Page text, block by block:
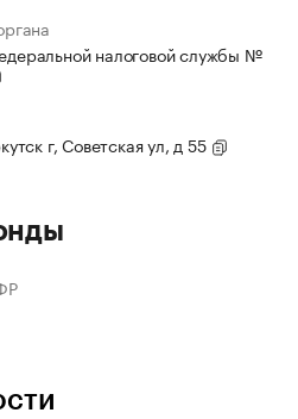
налоговой службы №
г, Советская ул, д 55